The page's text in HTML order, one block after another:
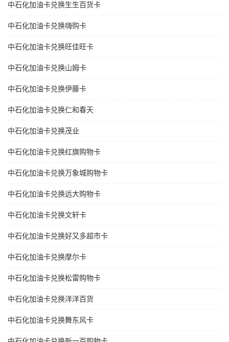
中石化加油卡兑换生生百货卡
中石化加油卡兑换嗨购卡
中石化加油卡兑换旺佳旺卡
中石化加油卡兑换山姆卡
中石化加油卡兑换伊藤卡
中石化加油卡兑换仁和春天
中石化加油卡兑换茂业
中石化加油卡兑换红旗购物卡
中石化加油卡兑换万象城购物卡
中石化加油卡兑换远大购物卡
中石化加油卡兑换文轩卡
中石化加油卡兑换好又多超市卡
中石化加油卡兑换摩尔卡
中石化加油卡兑换松雷购物卡
中石化加油卡兑换洋洋百货
中石化加油卡兑换舞东风卡